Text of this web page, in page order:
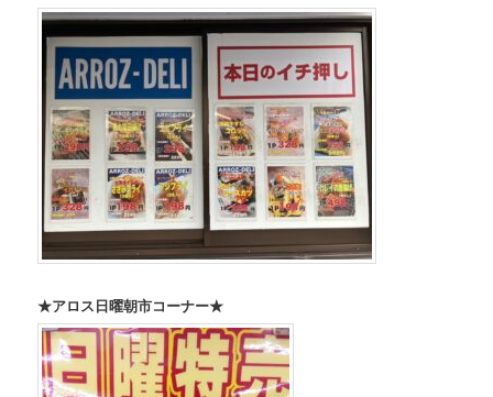
★アロス日曜朝市コーナー★